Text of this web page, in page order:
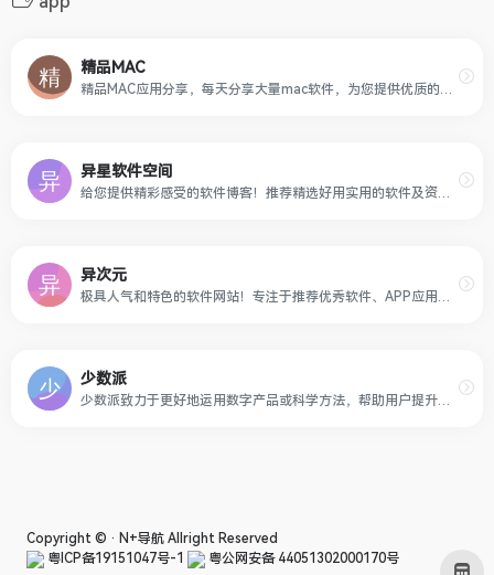
精品MAC
异星软件空间
异次元
少数派
Copyright © · N+导航 Allright Reserved
粤ICP备19151047号-1
粤公网安备 44051302000170号